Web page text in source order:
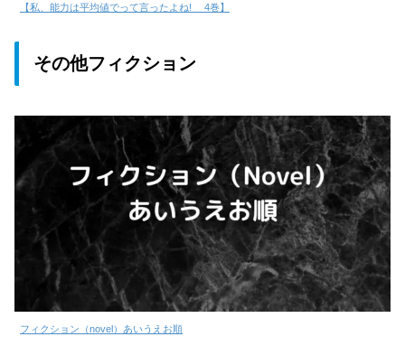
【私、能力は平均値でって言ったよね! 4巻】
その他フィクション
フィクション（novel）あいうえお順